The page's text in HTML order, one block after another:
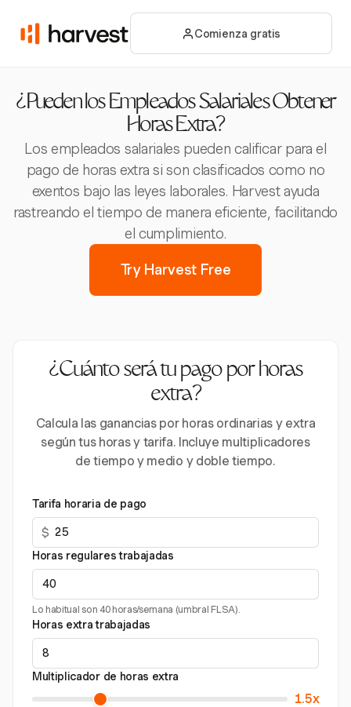
Comienza gratis
¿Pueden los Empleados Salariales Obtener
Horas Extra?
Los empleados salariales pueden calificar para el
pago de horas extra si son clasificados como no
exentos bajo las leyes laborales. Harvest ayuda
rastreando el tiempo de manera eficiente, facilitando
el cumplimiento.
Try Harvest Free
¿Cuánto será tu pago por horas
extra?
Calcula las ganancias por horas ordinarias y extra
según tus horas y tarifa. Incluye multiplicadores
de tiempo y medio y doble tiempo.
Tarifa horaria de pago
$
Horas regulares trabajadas
Lo habitual son 40 horas/semana (umbral FLSA).
Horas extra trabajadas
Multiplicador de horas extra
1.5x